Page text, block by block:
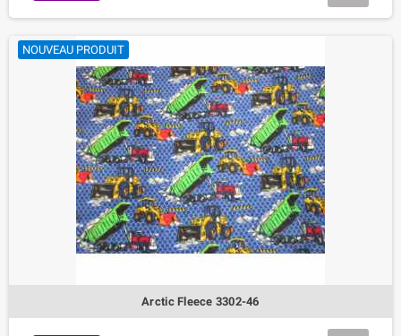
NOUVEAU PRODUIT
Arctic Fleece 3302-46